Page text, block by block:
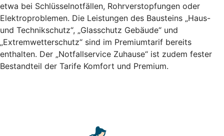
etwa bei Schlüsselnotfällen, Rohrverstopfungen oder
Elektroproblemen. Die Leistungen des Bausteins „Haus-
und Technikschutz“, „Glasschutz Gebäude“ und
„Extremwetterschutz“ sind im Premiumtarif bereits
enthalten. Der „Notfallservice Zuhause“ ist zudem fester
Bestandteil der Tarife Komfort und Premium.